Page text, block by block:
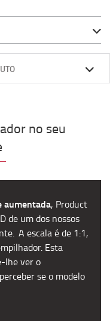
no seu
aumentada, Product
de um dos nossos
A escalaéde 1:1,
Esta
lhe ver o
se o modelo